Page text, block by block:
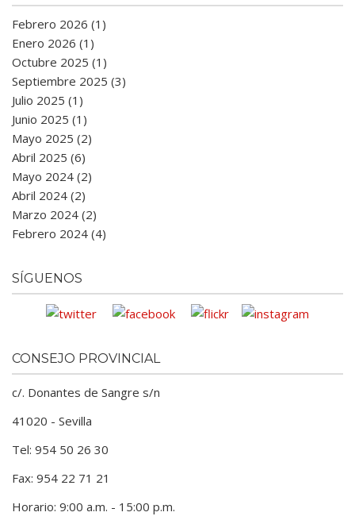
Febrero 2026 (1)
Enero 2026 (1)
Octubre 2025 (1)
Septiembre 2025 (3)
Julio 2025 (1)
Junio 2025 (1)
Mayo 2025 (2)
Abril 2025 (6)
Mayo 2024 (2)
Abril 2024 (2)
Marzo 2024 (2)
Febrero 2024 (4)
SÍGUENOS
CONSEJO PROVINCIAL
c/. Donantes de Sangre s/n
41020 - Sevilla
Tel: 954 50 26 30
Fax: 954 22 71 21
Horario: 9:00 a.m. - 15:00 p.m.